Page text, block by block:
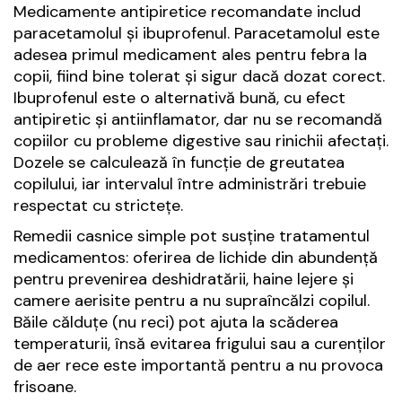
Medicamente antipiretice recomandate includ
paracetamolul și ibuprofenul. Paracetamolul este
adesea primul medicament ales pentru febra la
copii, fiind bine tolerat și sigur dacă dozat corect.
Ibuprofenul este o alternativă bună, cu efect
antipiretic și antiinflamator, dar nu se recomandă
copiilor cu probleme digestive sau rinichii afectați.
Dozele se calculează în funcție de greutatea
copilului, iar intervalul între administrări trebuie
respectat cu strictețe.
Remedii casnice simple pot susține tratamentul
medicamentos: oferirea de lichide din abundență
pentru prevenirea deshidratării, haine lejere și
camere aerisite pentru a nu supraîncălzi copilul.
Băile călduțe (nu reci) pot ajuta la scăderea
temperaturii, însă evitarea frigului sau a curenților
de aer rece este importantă pentru a nu provoca
frisoane.